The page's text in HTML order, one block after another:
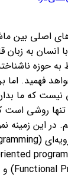
اصلی بین
انسان به
حوزه
فهمید. اما
نیست که ما
تنها روشی است
در این زمینه